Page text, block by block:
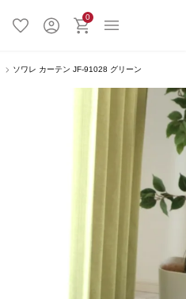
0
ソワレ カーテン JF-91028 グリーン